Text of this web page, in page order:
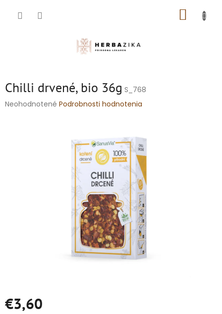
Chilli drvené, bio 36g S_768
Priemerné
Neohodnotené Podrobnosti hodnotenia
€3,60